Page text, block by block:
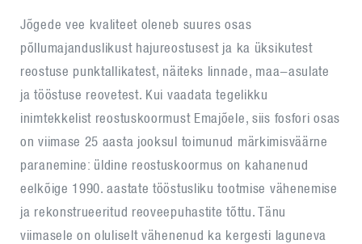
Jõgede vee kvaliteet oleneb suures osas
põllumajanduslikust hajureostusest ja ka üksikutest
reostuse punktallikatest, näiteks linnade, maa-asulate
ja tööstuse reovetest. Kui vaadata tegelikku
inimtekkelist reostuskoormust Emajõele, siis fosfori osas
on viimase 25 aasta jooksul toimunud märkimisväärne
paranemine: üldine reostuskoormus on kahanenud
eelkõige 1990. aastate tööstusliku tootmise vähenemise
ja rekonstrueeritud reoveepuhastite tõttu. Tänu
viimasele on oluliselt vähenenud ka kergesti laguneva